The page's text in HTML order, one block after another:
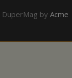
DuperMag by Acme